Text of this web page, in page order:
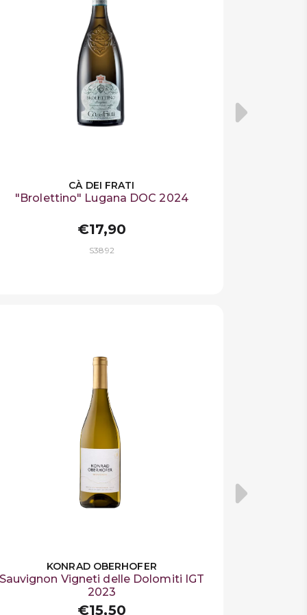
CÀ DEI FRATI
"Brolettino" Lugana DOC 2024
€17,90
S3892
KONRAD OBERHOFER
Vigneti delle Dolomiti IGT
2023
€15,50